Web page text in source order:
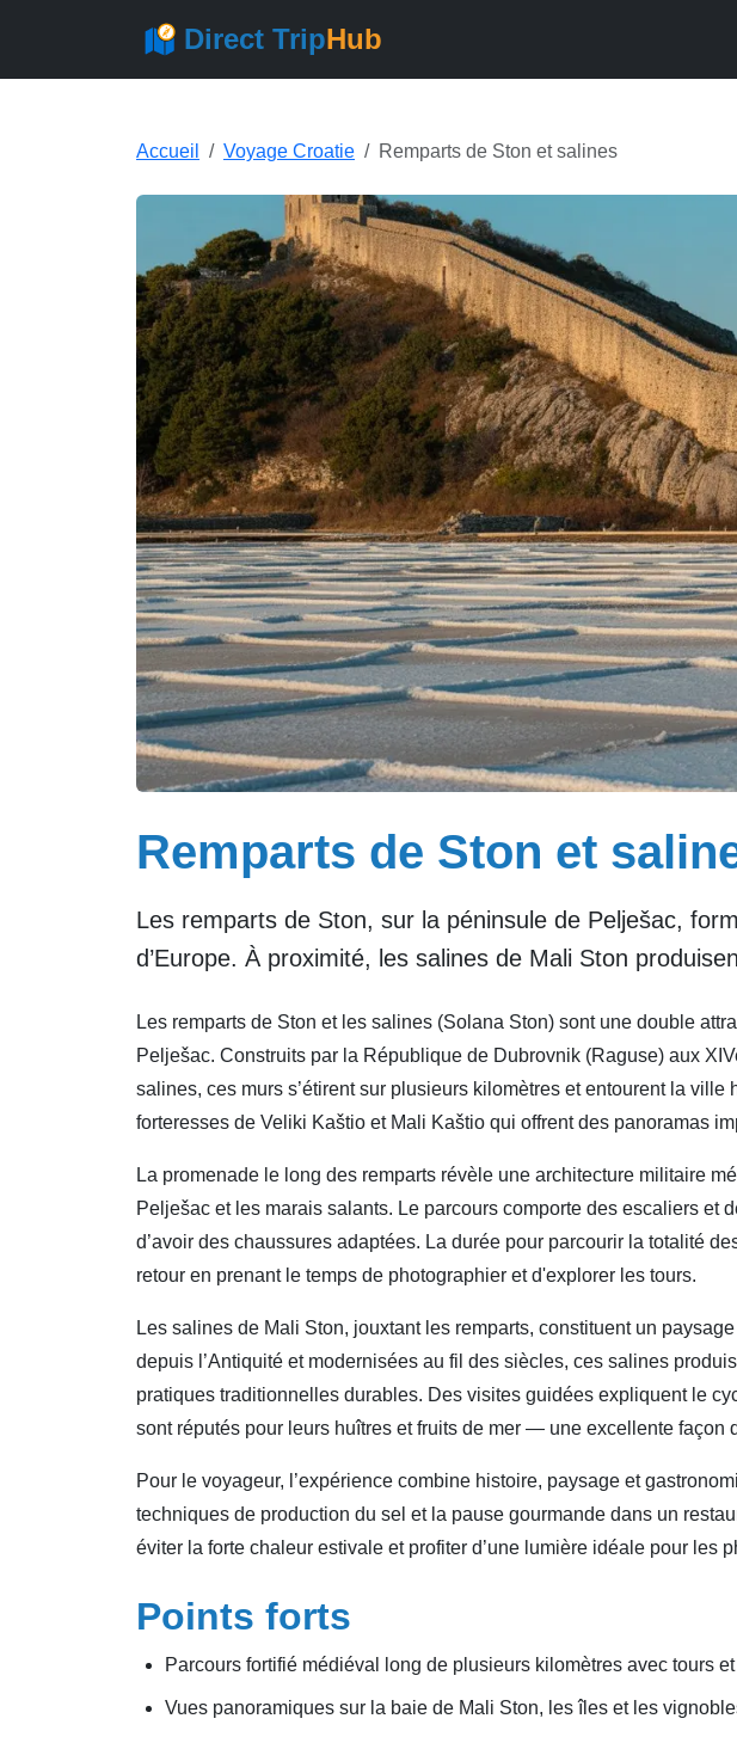
Direct TripHub
Accueil Voyage Croatie Remparts de Ston et salines
Remparts de Ston et
Les remparts de Ston, sur la péninsule de Pelješac,
d’Europe. À proximité, les salines de Mali Ston
Les remparts de Ston et les salines (Solana Ston) sont une double
Pelješac. Construits par la République de Dubrovnik (Raguse) aux
salines, ces murs s’étirent sur plusieurs kilomètres et entourent la
forteresses de Veliki Kaštio et Mali Kaštio qui offrent des panoramas
La promenade le long des remparts révèle une architecture militaire
Pelješac et les marais salants. Le parcours comporte des escaliers et
d’avoir des chaussures adaptées. La durée pour parcourir la totalité
retour en prenant le temps de photographier et d'explorer les tours.
Les salines de Mali Ston, jouxtant les remparts, constituent un
depuis l’Antiquité et modernisées au fil des siècles, ces salines
pratiques traditionnelles durables. Des visites guidées expliquent le
sont réputés pour leurs huîtres et fruits de mer — une excellente façon
Pour le voyageur, l’expérience combine histoire, paysage et
techniques de production du sel et la pause gourmande dans un
éviter la forte chaleur estivale et profiter d’une lumière idéale pour les
Points forts
Parcours fortifié médiéval long de plusieurs kilomètres avec tours
Vues panoramiques sur la baie de Mali Ston, les îles et les